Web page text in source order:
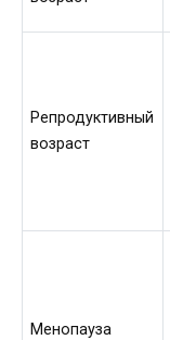
Репродуктивный
возраст
Менопауза